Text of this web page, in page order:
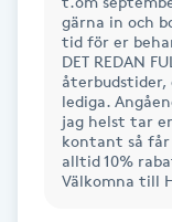
Hyperhidros
Hypnos
Hårborttagning
gärna in och
tid för er
DET REDAN
återbudstider,
lediga.
jag helst tar
kontant så får
alltid 10%
Välkomna till